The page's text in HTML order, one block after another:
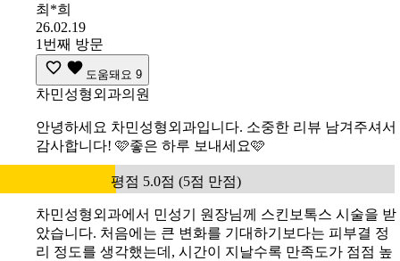
최*희
26.02.19
1번째 방문
도움돼요 9
차민성형외과의원
안녕하세요 차민성형외과입니다. 소중한 리뷰 남겨주셔서
감사합니다! 🩷좋은 하루 보내세요🩷
평점 5.0점 (5점 만점)
차민성형외과에서 민성기 원장님께 스킨보톡스 시술을 받
았습니다. 처음에는 큰 변화를 기대하기보다는 피부결 정
리 정도를 생각했는데, 시간이 지날수록 만족도가 점점 높